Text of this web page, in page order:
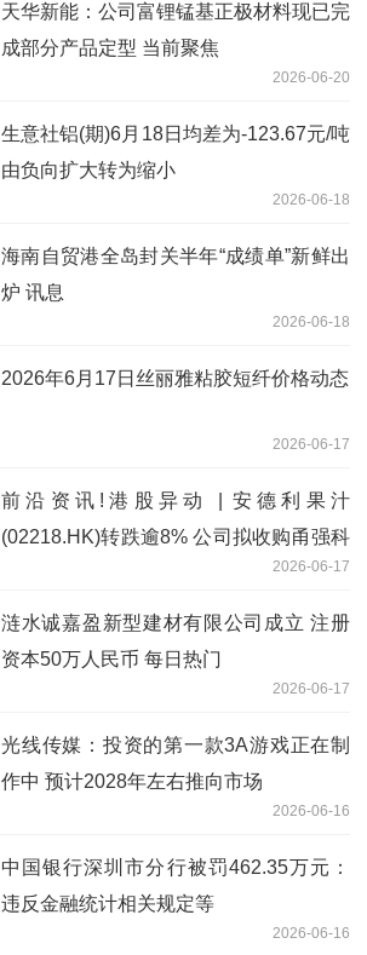
天华新能：公司富锂锰基正极材料现已完
成部分产品定型 当前聚焦
2026-06-20
生意社铝(期)6月18日均差为-123.67元/吨
由负向扩大转为缩小
2026-06-18
海南自贸港全岛封关半年“成绩单”新鲜出
炉 讯息
2026-06-18
2026年6月17日丝丽雅粘胶短纤价格动态
2026-06-17
前沿资讯!港股异动 | 安德利果汁
(02218.HK)转跌逾8% 公司拟收购甬强科
2026-06-17
涟水诚嘉盈新型建材有限公司成立 注册
资本50万人民币 每日热门
2026-06-17
光线传媒：投资的第一款3A游戏正在制
作中 预计2028年左右推向市场
2026-06-16
中国银行深圳市分行被罚462.35万元：
违反金融统计相关规定等
2026-06-16